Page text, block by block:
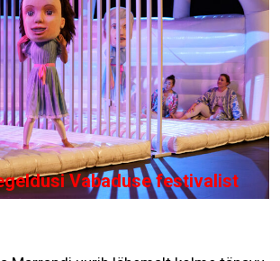
Vabaduse festivalist